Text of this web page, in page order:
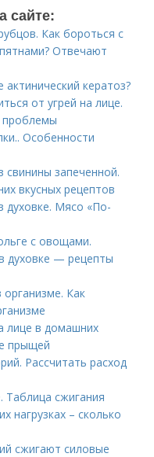
сайте:
Как бороться с
Отвечают
кератоз?
от угрей на лице.
проблемы
Особенности
свинины запеченной.
вкусных рецептов
духовке. Мясо «По-
с овощами.
духовке — рецепты
Как
лице в домашних
прыщей
Рассчитать расход
Таблица сжигания
нагрузках – сколько
сжигают силовые